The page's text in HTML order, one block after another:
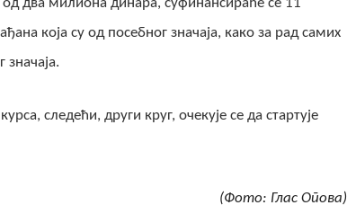
која су од посебног значаја, како за рад самих
следећи, други круг, очекује се да стартује
(Фото: Глас Опова)